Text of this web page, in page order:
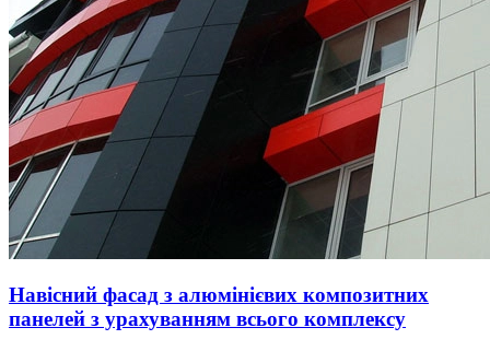
Навісний фасад з алюмінієвих композитних
панелей з урахуванням всього комплексу